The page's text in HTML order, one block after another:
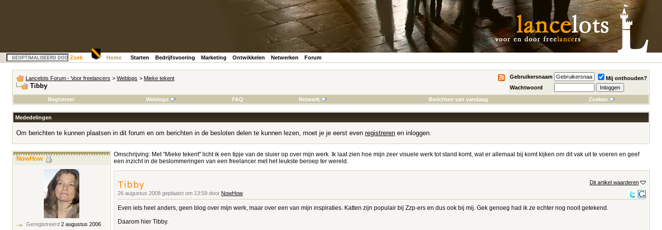
Zoek Home Starten Bedrijfsvoering Marketing Ontwikkelen Netwerken Forum
Lancelots Forum - Voor freelancers > Weblogs > Mieke tekent
Tibby
Gebruikersnaam
Mij onthouden?
Wachtwoord
Registreer
Weblogs FAQ Netwerk Berichten van vandaag Zoeken
Mededelingen
Om berichten te kunnen plaatsen in dit forum en om berichten in de besloten delen te kunnen lezen, moet je je eerst even registreren en inloggen.
Omschrijving: Met "Mieke tekent" licht ik een tipje van de sluier op over mijn werk. Ik laat zien hoe mijn zeer visuele werk tot stand komt, wat er allemaal bij komt kijken om dit vak uit te voeren en geef
een inzicht in de beslommeringen van een freelancer met het leukste beroep ter wereld.
Dit artikel waarderen
Tibby
26 augustus 2008 geplaatst om 13:59 door NowHow
Even iets heel anders, geen blog over mijn werk, maar over een van mijn inspiraties. Katten zijn populair bij Zzp-ers en dus ook bij mij. Gek genoeg had ik ze echter nog nooit getekend.
Daarom hier Tibby.
NowHow
Geregistreerd 2 augustus 2006